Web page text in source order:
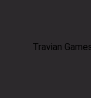
Travian